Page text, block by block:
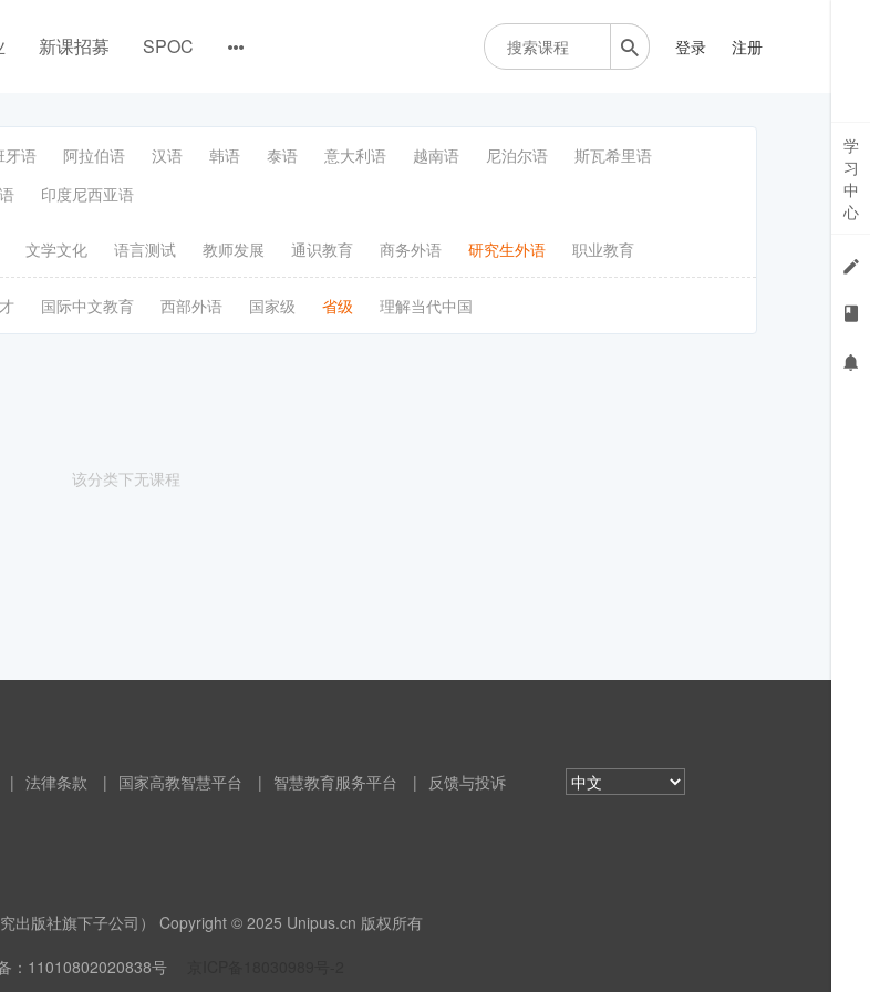
新课招募 SPOC 登录 注册
牙语 阿拉伯语 汉语 韩语 泰语 意大利语 越南语 尼泊尔语
斯瓦希里语
印度尼西亚语
文学文化 语言测试 教师发展 通识教育 商务外语 研究生外语 职业教育
国际中文教育 西部外语 国家级 省级 理解当代中国
该分类下无课程
| 法律条款 | 国家高教智慧平台 | 智慧教育服务平台 | 反馈与投诉
出版社旗下子公司） Copyright © 2025 Unipus.cn 版权所有
：11010802020838号
学
习
中
心